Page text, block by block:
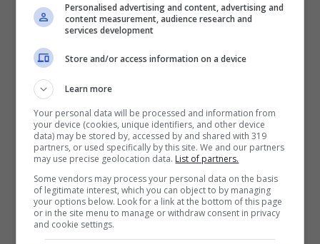
Personalised advertising and content, advertising and
content measurement, audience research and
services development
Store and/or access information on a device
Learn more
Your personal data will be processed and information from
your device (cookies, unique identifiers, and other device
data) may be stored by, accessed by and shared with 319
partners, or used specifically by this site. We and our partners
may use precise geolocation data. List of partners.
Some vendors may process your personal data on the basis
of legitimate interest, which you can object to by managing
your options below. Look for a link at the bottom of this page
or in the site menu to manage or withdraw consent in privacy
and cookie settings.